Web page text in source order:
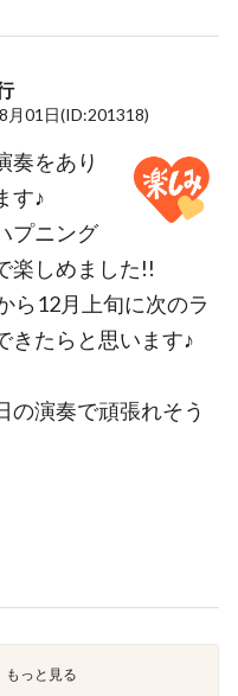
月01日(ID:201318)
奏をあり
す♪
プニング
楽しめました!!
ら12月上旬に次のラ
きたらと思います♪
の演奏で頑張れそう
もっと見る